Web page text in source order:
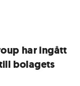
har ingått
bolagets